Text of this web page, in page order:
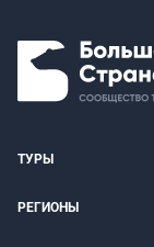
ТУРЫ
РЕГИОНЫ